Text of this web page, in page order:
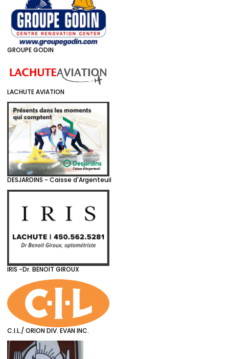
GROUPE GODIN
LACHUTE AVIATION
DESJARDINS - Caisse d'Argenteuil
IRIS -Dr. BENOIT GIROUX
C.I.L./ ORION DIV. EVAN INC.